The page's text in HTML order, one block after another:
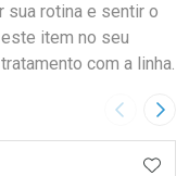
sua rotina e sentir o
item no seu
com a linha.
Imagem
AOS FAVORITOS